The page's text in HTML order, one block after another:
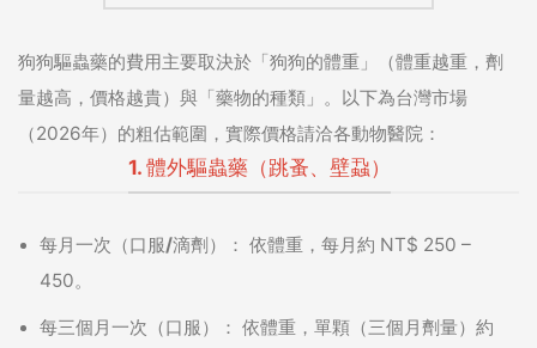
狗狗驅蟲藥的費用主要取決於 「狗狗的體重」（體重越重，劑
量越高，價格越貴）與「藥物的種類」 。以下為台灣市場
（2026年）的粗估範圍，實際價格請洽各動物醫院：
1. 體外驅蟲藥（跳蚤、壁蝨）
每月一次（口服/滴劑）： 依體重，每月約 NT$ 250 –
450。
每三個月一次（口服）： 依體重，單顆（三個月劑量）約